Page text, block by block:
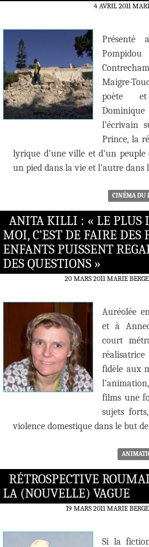
4 AVRIL 2011
Présenté
Maigre-
poète
l’écrivain
Prince, la
lyrique d’une ville et d’un
un pied dans la vie et l’autre dans
CINÉMA DU
ANITA KILLI : « LE PLUS
MOI, C’EST DE FAIRE DES
ENFANTS PUISSENT
DES QUESTIONS »
20 MARS 2011 MARIE
Auréolée
et à
court
fidèle aux
films une
sujets
violence domestique dans le but
RÉTROSPECTIVE
LA (NOUVELLE) VAGUE
19 MARS 2011 MARIE
Si la